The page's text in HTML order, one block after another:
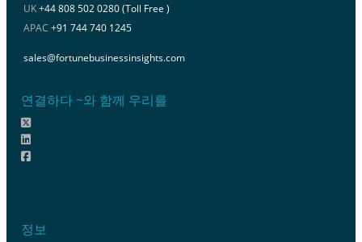
UK+44 808 502 0280 (Toll Free )
APAC +91 744 740 1245
sales@fortunebusinessinsights.com
연결하다 ~와 함께 우리를
정보